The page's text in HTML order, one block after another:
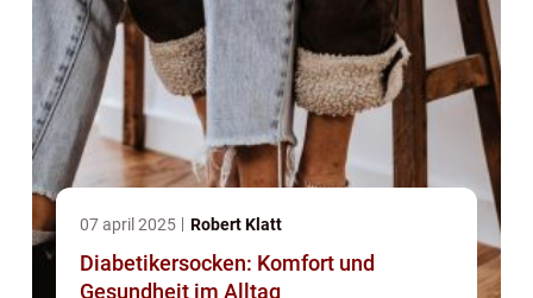
07 april 2025 Robert Klatt
Diabetikersocken: Komfort und
Gesundheit im Alltag